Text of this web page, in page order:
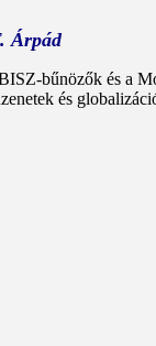
Árpád
bűnözők és a
és